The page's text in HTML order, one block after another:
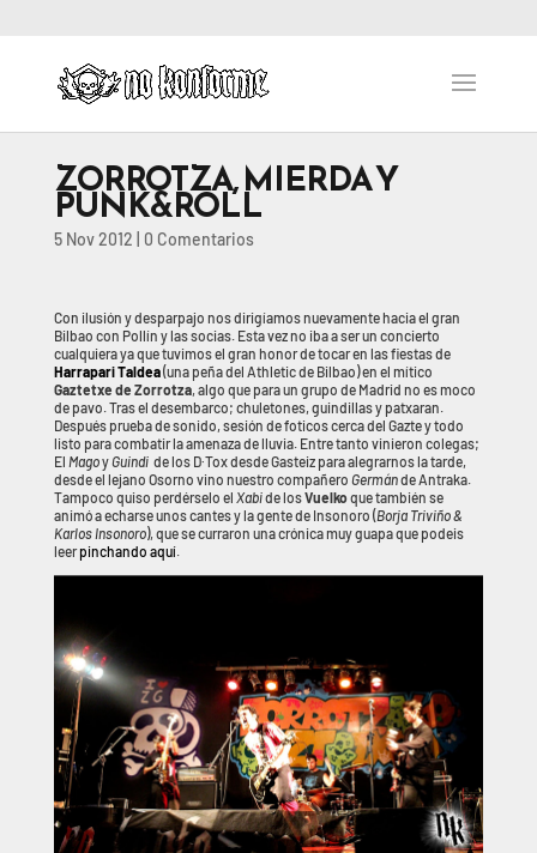
ZORROTZA, MIERDA Y
PUNK&ROLL
5 Nov 2012 0 Comentarios
Con ilusión y desparpajo nos dirigíamos nuevamente hacia el gran
Bilbao con Pollín y las socias. Esta vez no iba a ser un concierto
cualquiera ya que tuvimos el gran honor de tocar en las fiestas de
Harrapari Taldea(una peña del Athletic de Bilbao) en el mítico
Gaztetxe de Zorrotza, algo que para un grupo de Madrid no es moco
de pavo. Tras el desembarco; chuletones, guindillas y patxaran.
Después prueba de sonido, sesión de foticos cerca del Gazte y todo
listo para combatir la amenaza de lluvia. Entre tanto vinieron colegas;
El MagoyGuindide los D·Tox desde Gasteiz para alegrarnos la tarde,
desde el lejano Osorno vino nuestro compañero Germánde Antraka.
Tampoco quiso perdérselo el Xabide losVuelkoque también se
animó a echarse unos cantes y la gente de Insonoro (Borja Triviño &
Karlos Insonoro), que se curraron una crónica muy guapa que podeis
leerpinchando aquí.